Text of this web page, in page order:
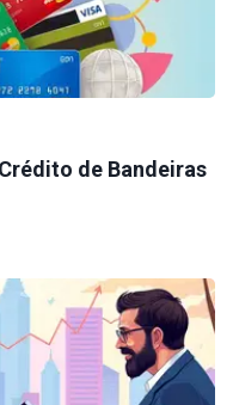
de Bandeiras